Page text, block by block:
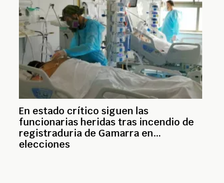
En estado crítico siguen las
funcionarias heridas tras incendio de
registraduria de Gamarra en
elecciones